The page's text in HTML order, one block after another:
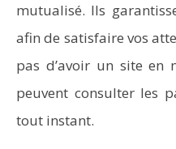
mutualisé. Ils
afin de satisfaire vos
pas d’avoir un site en
peuvent consulter les
tout instant.